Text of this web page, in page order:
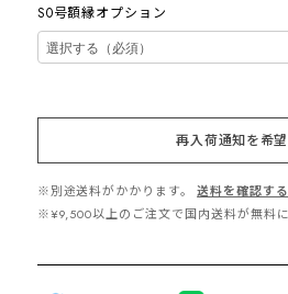
S0号額縁オプション
再入荷通知を希
※別途送料がかかります。
送料を確認する
※¥9,500以上のご注文で国内送料が無料に